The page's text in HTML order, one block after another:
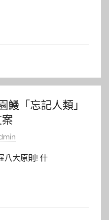
鰻「忘記人類」
八大原則! 什